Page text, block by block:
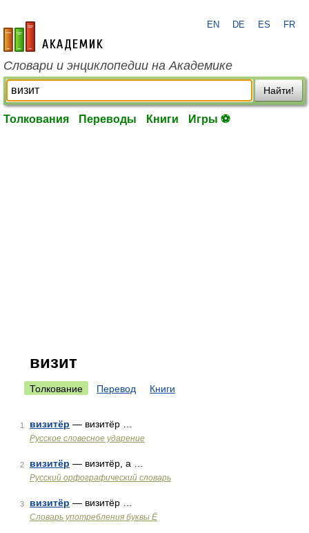
academic.ru
EN DE ES FR
Словари и энциклопедии на Академике
Найти!
Толкования Переводы Книги Игры ⚽
визит
Толкование Перевод Книги
1 визитёр — визитёр …
Русское словесное ударение
2 визитёр — визитёр, а …
Русский орфографический словарь
3 визитёр — визитёр …
Словарь употребления буквы Ё